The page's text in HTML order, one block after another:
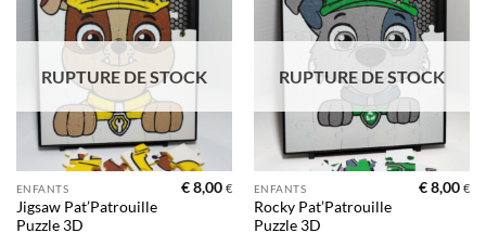
Ajouter
à la liste
d’envies
RUPTURE DE STOCK
ENFANTS
Jigsaw Pat’Patrouille
Puzzle 3D
€8,00 €
Ajouter
à la liste
d’envies
RUPTURE DE STOCK
ENFANTS
Rocky Pat’Patrouille
Puzzle 3D
€8,00 €